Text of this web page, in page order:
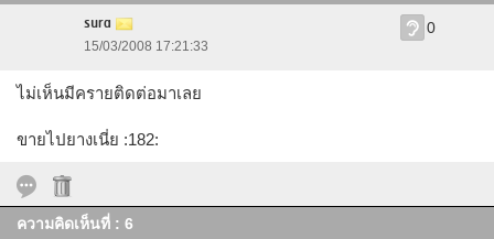
sura
15/03/2008 17:21:33
0
ไม่เห็นมีครายติดต่อมาเลย
ขายไปยางเนี่ย :182:
ความคิดเห็นที่ : 6